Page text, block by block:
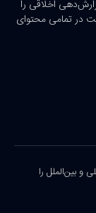
اخلاقی را
در تمامی محتوای
و بین‌الملل را